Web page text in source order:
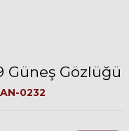
Güneş Gözlüğü
0232